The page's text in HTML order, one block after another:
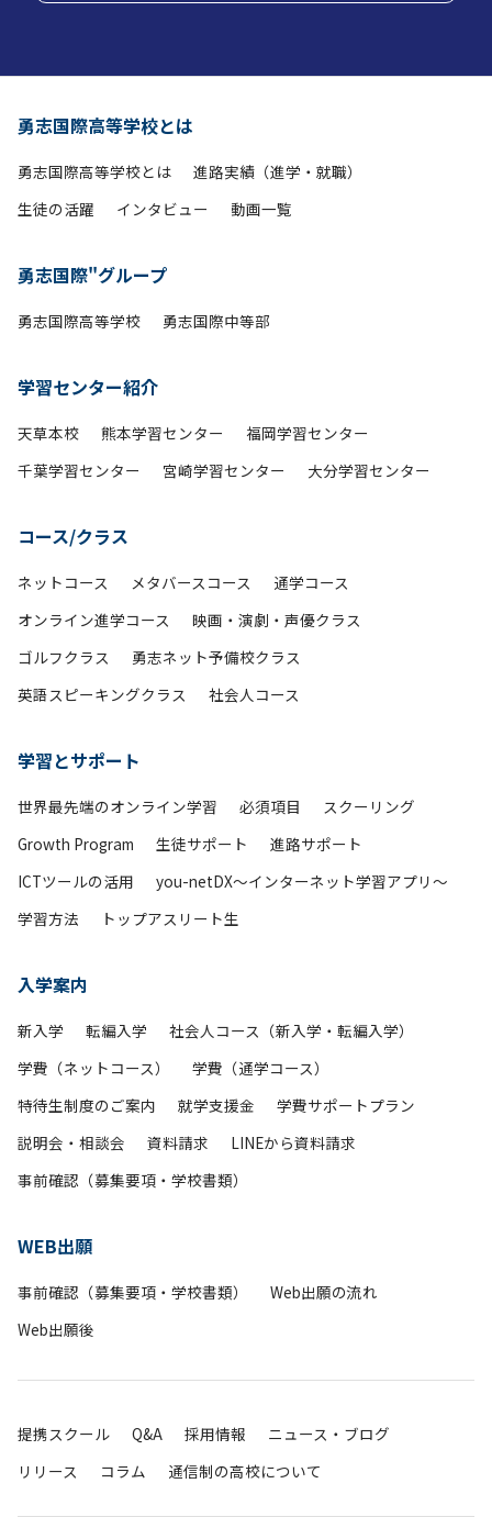
勇志国際高等学校とは
勇志国際高等学校とは
進路実績（進学・就職）
生徒の活躍
インタビュー 動画一覧
勇志国際"グループ
勇志国際高等学校 勇志国際中等部
学習センター紹介
天草本校 熊本学習センター
福岡学習センター
千葉学習センター
宮崎学習センター 大分学習センター
コース/クラス
ネットコース メタバースコース
通学コース
オンライン進学コース
映画・演劇・声優クラス
ゴルフクラス
勇志ネット予備校クラス
英語スピーキングクラス
社会人コース
学習とサポート
世界最先端のオンライン学習 必須項目
スクーリング
Growth Program
生徒サポート
進路サポート
ICTツールの活用
you-netDX～インターネット学習アプリ～
学習方法
トップアスリート生
入学案内
新入学 転編入学
社会人コース（新入学・転編入学）
学費（ネットコース）
学費（通学コース）
特待生制度のご案内
就学支援金
学費サポートプラン
説明会・相談会
資料請求
LINEから資料請求
事前確認（募集要項・学校書類）
WEB出願
事前確認（募集要項・学校書類）
Web出願の流れ
Web出願後
提携スクール Q&A 採用情報
ニュース・ブログ
リリース
コラム 通信制の高校について